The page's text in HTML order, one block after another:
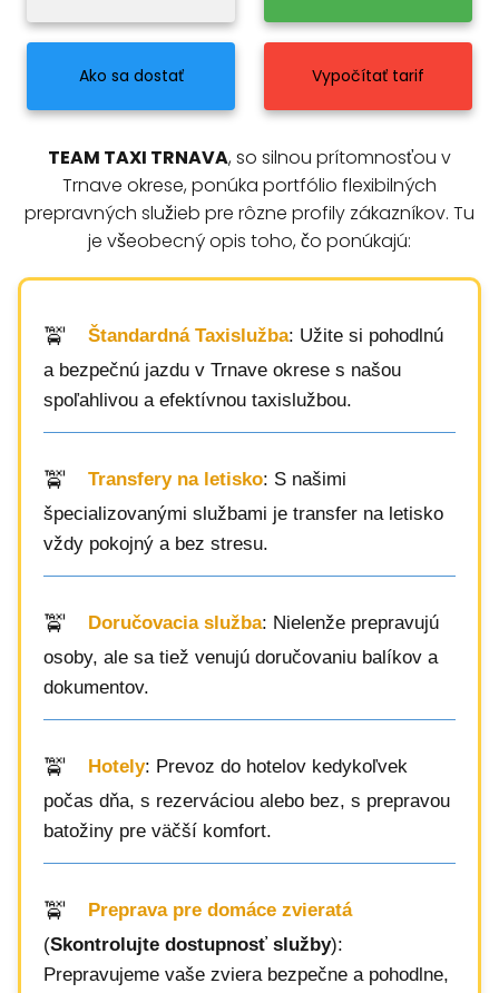
Ako sa dostať Vypočítať tarif
TEAM TAXI TRNAVA, so silnou prítomnosťou v
Trnave okrese, ponúka portfólio flexibilných
prepravných služieb pre rôzne profily zákazníkov. Tu
je všeobecný opis toho, čo ponúkajú:
Štandardná Taxislužba: Užite si pohodlnú
a bezpečnú jazdu v Trnave okrese s našou
spoľahlivou a efektívnou taxislužbou.
Transfery na letisko: S našimi
špecializovanými službami je transfer na letisko
vždy pokojný a bez stresu.
Doručovacia služba: Nielenže prepravujú
osoby, ale sa tiež venujú doručovaniu balíkov a
dokumentov.
Hotely: Prevoz do hotelov kedykoľvek
počas dňa, s rezerváciou alebo bez, s prepravou
batožiny pre väčší komfort.
Preprava pre domáce zvieratá
(Skontrolujte dostupnosť služby):
Prepravujeme vaše zviera bezpečne a pohodlne,